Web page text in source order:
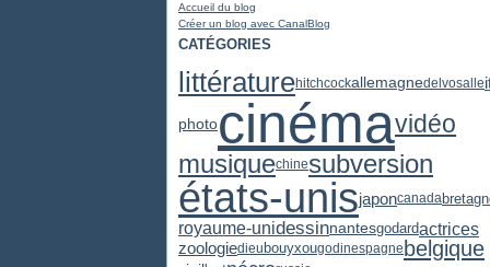
Accueil du blog
Créer un blog avec CanalBlog
CATÉGORIES
littératurehitchcockallemagnedelvosalle
photocinémavidéo
musiquechinesubversion
états-unisjaponcanada
royaume-unidessinnantesgodardactrices
zoologiedieu bouyxougodinespagne belgique